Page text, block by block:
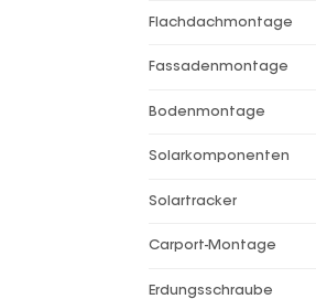
Flachdachmontage
Fassadenmontage
Bodenmontage
Solarkomponenten
Solartracker
Carport-Montage
Erdungsschraube